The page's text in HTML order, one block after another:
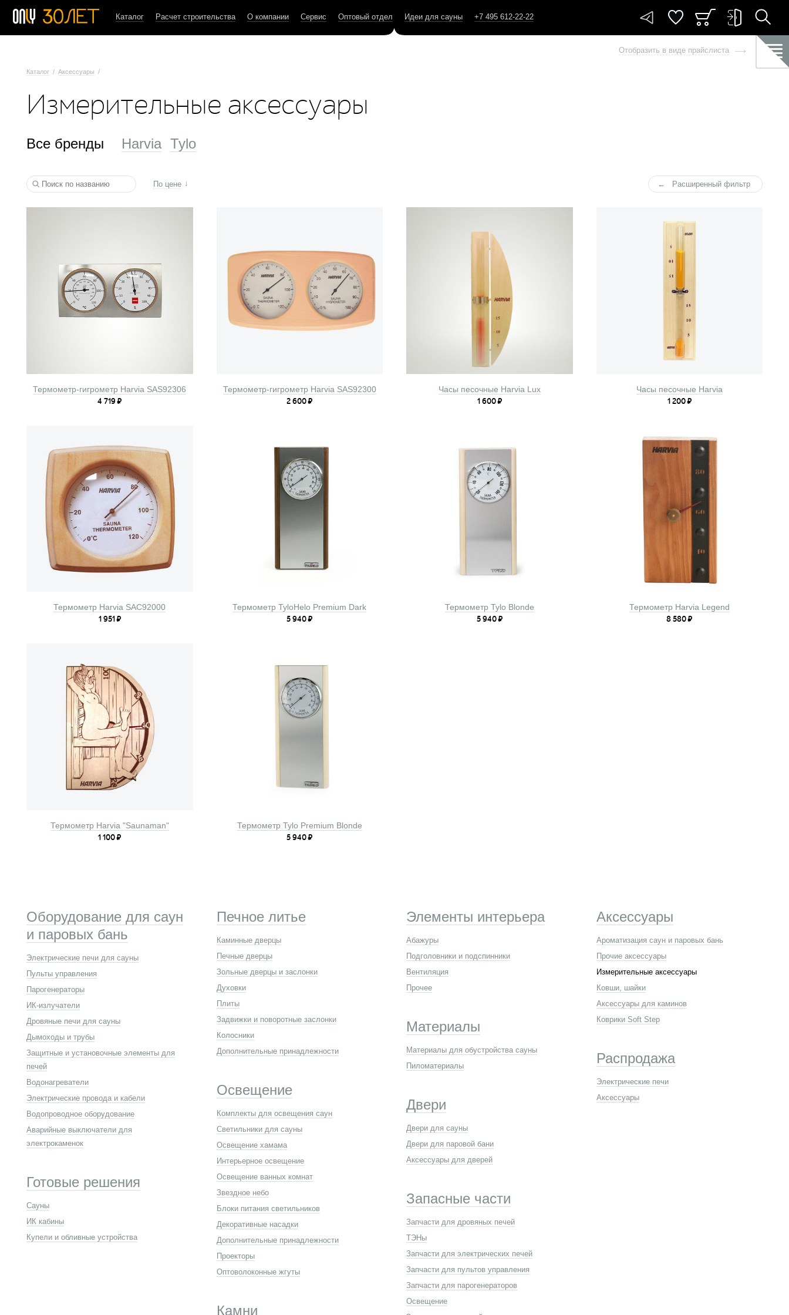
Каталог Расчет строительства О компании Сервис Оптовый отдел Идеи для сауны +7 495 612-22-22
Каталог / Аксессуары /
Измерительные аксессуары
Все бренды Harvia Tylo
По цене Расширенный фильтр
Отобразить в виде прайслиста
Термометр-гигрометр Harvia SAS92306
4 719₽
Термометр-гигрометр Harvia SAS92300
2 600₽
Часы песочные Harvia Lux
1 600₽
Часы песочные Harvia
1 200₽
Термометр Harvia SAC92000
1 951₽
Термометр TyloHelo Premium Dark
5 940₽
Термометр Tylo Blonde
5 940₽
Термометр Harvia Legend
8 580₽
Термометр Harvia "Saunaman"
1 100₽
Термометр Tylo Premium Blonde
5 940₽
Оборудование для саун
и паровых бань
Электрические печи для сауны
Пульты управления
Парогенераторы
ИК-излучатели
Дровяные печи для сауны
Дымоходы и трубы
Защитные и установочные элементы для
печей
Водонагреватели
Электрические провода и кабели
Водопроводное оборудование
Аварийные выключатели для
электрокаменок
Готовые решения
Сауны
ИК кабины
Купели и обливные устройства
Печное литье
Каминные дверцы
Печные дверцы
Зольные дверцы и заслонки
Духовки
Плиты
Задвижки и поворотные заслонки
Колосники
Дополнительные принадлежности
Освещение
Комплекты для освещения саун
Светильники для сауны
Освещение хамама
Интерьерное освещение
Освещение ванных комнат
Звездное небо
Блоки питания светильников
Декоративные насадки
Дополнительные принадлежности
Проекторы
Оптоволоконные жгуты
Камни
Элементы интерьера
Абажуры
Подголовники и подспинники
Вентиляция
Прочее
Материалы
Материалы для обустройства сауны
Пиломатериалы
Двери
Двери для сауны
Двери для паровой бани
Аксессуары для дверей
Запасные части
Запчасти для дровяных печей
ТЭНы
Запчасти для электрических печей
Запчасти для пультов управления
Запчасти для парогенераторов
Освещение
Аксессуары
Ароматизация саун и паровых бань
Прочие аксессуары
Измерительные аксессуары
Ковши, шайки
Аксессуары для каминов
Коврики Soft Step
Распродажа
Электрические печи
Аксессуары